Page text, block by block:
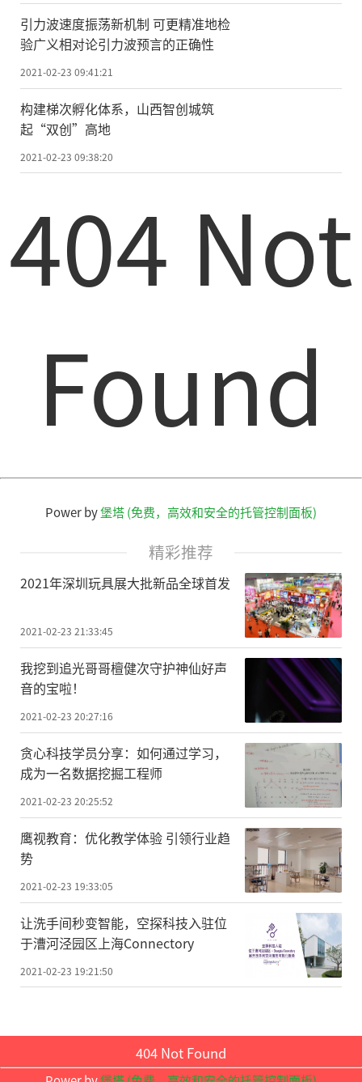
屏蔽以防辐射。研究人员利用气球将容器运
送到平流层，样品在平流层经受了类似火星
的条件，暴露于紫外线辐射的强度是造成晒
伤的千倍水平。
研究表明，即使暴露在非常高的紫外线
辐射下，某些微生物特别是黑曲霉菌的孢子
暂时存在于火星表面，但研究人员发现，孢
子返回地面后可以复活。
黑曲霉菌幸存下来对太空旅行意味着什
物将如何在红色星球上生存，因为某些微生
物可能对宇航员构成健康风险。此外，某些
微生物对于太空探索可能是无价
的 ，它们未
来或可帮助人类独立于地球生产粮食和物资
诺防止月球和火星受到人类污染。NASA希望
确保不会在不知不觉中将地球上的生物或其
他污染物带到其他世界，因为这可能会损害
寻找外星生命的机会。此外，将它们从其他
世界带回地球也可能对人类的环境产生负面
影响。研究人员解释说，最新的实验是一种
非常重要的方式，可以帮助探索太空旅行对
微生物生命的所有影响，以及如何将这些知
识用于惊人的太空发现。
总编辑圈点
生命是人类在其他星球苦苦寻找的东
西。这次，科研人员的实验提醒，或许人类
的探索会把某种形式的生命散播到别处。本
文所述的研究指出，部分被运送到平流层的
黑曲霉菌样品，返回地球后，还能存活。那
么，假如人类真的踏足遥远星球比如火星，
与人类共生的微生物会怎样?它们能在那些星
去，我们研究太空种子;现在，我们也需要将
目光投向被人类带去太空的微生物。(记者 冯
引力波速度振荡新机制 可更精准地检
验广义相对论引力波预言的正确性
2021-02-23 09:41:21
构建梯次孵化体系，山西智创城筑
起“双创”高地
2021-02-23 09:38:20
404 Not
Found
Power by堡塔 (免费，高效和安全的托管控制面板)
精彩推荐
2021年深圳玩具展大批新品全球首发
2021-02-23 21:33:45
我挖到追光哥哥檀健次守护神仙好声
音的宝啦！
2021-02-23 20:27:16
贪心科技学员分享：如何通过学习，
成为一名数据挖掘工程师
2021-02-23 20:25:52
鹰视教育：优化教学体验 引领行业趋
势
2021-02-23 19:33:05
让洗手间秒变智能，空探科技入驻位
于漕河泾园区上海Connectory
2021-02-23 19:21:50
404 Not Found